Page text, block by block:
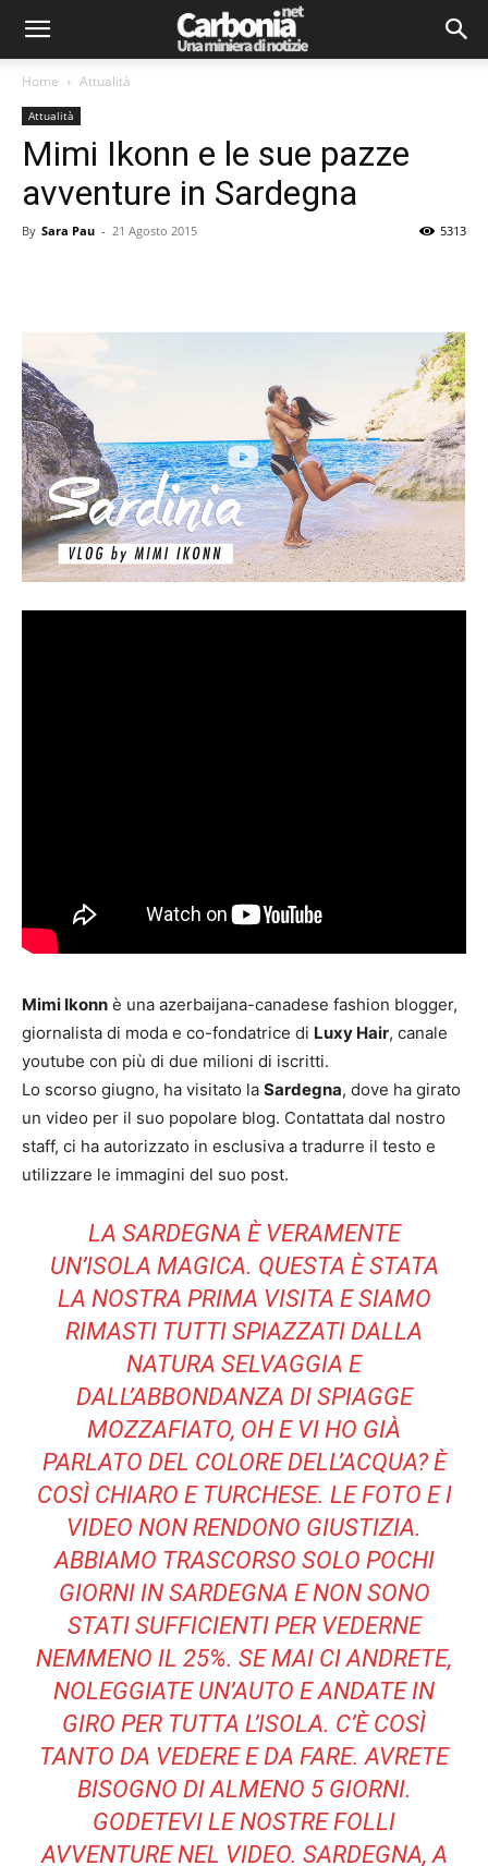
Home Attualità
Attualità
Mimi Ikonn e le sue pazze
avventure in Sardegna
By Sara Pau - 21 Agosto 2015 5313
Mimi Ikonn è una azerbaijana-canadese fashion blogger,
giornalista di moda e co-fondatrice di Luxy Hair, canale
youtube con più di due milioni di iscritti.
Lo scorso giugno, ha visitato la Sardegna, dove ha girato
un video per il suo popolare blog. Contattata dal nostro
staff, ci ha autorizzato in esclusiva a tradurre il testo e
utilizzare le immagini del suo post.
LA SARDEGNA È VERAMENTE
UN’ISOLA MAGICA. QUESTA È STATA
LA NOSTRA PRIMA VISITA E SIAMO
RIMASTI TUTTI SPIAZZATI DALLA
NATURA SELVAGGIA E
DALL’ABBONDANZA DI SPIAGGE
MOZZAFIATO, OH E VI HO GIÀ
PARLATO DEL COLORE DELL’ACQUA? È
COSÌ CHIARO E TURCHESE. LE FOTO E I
VIDEO NON RENDONO GIUSTIZIA.
ABBIAMO TRASCORSO SOLO POCHI
GIORNI IN SARDEGNA E NON SONO
STATI SUFFICIENTI PER VEDERNE
NEMMENO IL 25%. SE MAI CI ANDRETE,
NOLEGGIATE UN’AUTO E ANDATE IN
GIRO PER TUTTA L’ISOLA. C’È COSÌ
TANTO DA VEDERE E DA FARE. AVRETE
BISOGNO DI ALMENO 5 GIORNI.
GODETEVI LE NOSTRE FOLLI
AVVENTURE NEL VIDEO. SARDEGNA, A